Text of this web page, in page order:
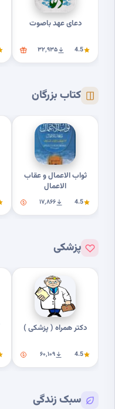
دعای عهد باصوت
4.5 ۳۲٬۹۳۵
کتاب بزرگان
ثواب الاعمال و عقاب
الاعمال
4.5 ۱۷٬۸۶۶
پزشکی
دکتر همراه ( پزشکی )
4.5 ۶۰٬۱۰۹
سبک زندگی